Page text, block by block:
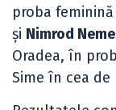
proba
și Nimrod
Oradea, în
Sime în cea de